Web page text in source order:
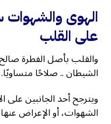
الهوى
على القلب
والقلب بأصل الفطرة صالح
الشيطان .. صلاحًا متساويًا.
ويترجح أحد الجانبين على
الشهوات، أو الإعراض